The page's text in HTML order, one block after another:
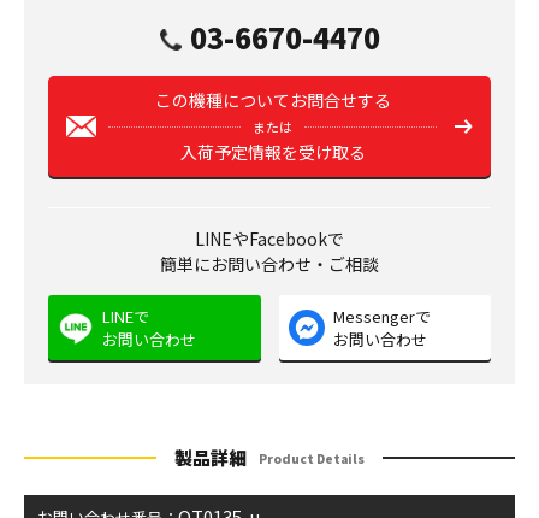
03-6670-4470
この機種についてお問合せする
または
入荷予定情報を受け取る
LINEやFacebookで
簡単にお問い合わせ・ご相談
LINEで
お問い合わせ
Messengerで
お問い合わせ
製品詳細 Product Details